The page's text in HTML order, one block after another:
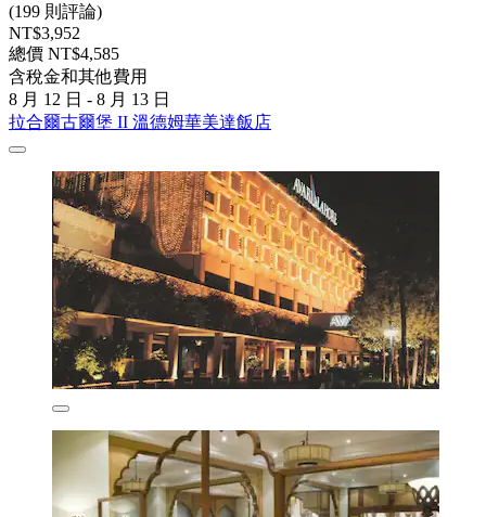
(199 則評論)
NT$3,952
總價 NT$4,585
含稅金和其他費用
8 月 12 日 - 8 月 13 日
拉合爾古爾堡 II 溫德姆華美達飯店